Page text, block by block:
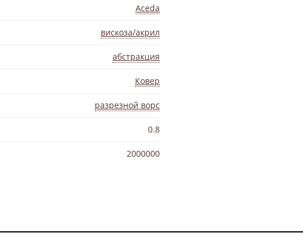
Aceda
вискоза/акрил
абстракция
Ковер
разрезной ворс
0.8
2000000